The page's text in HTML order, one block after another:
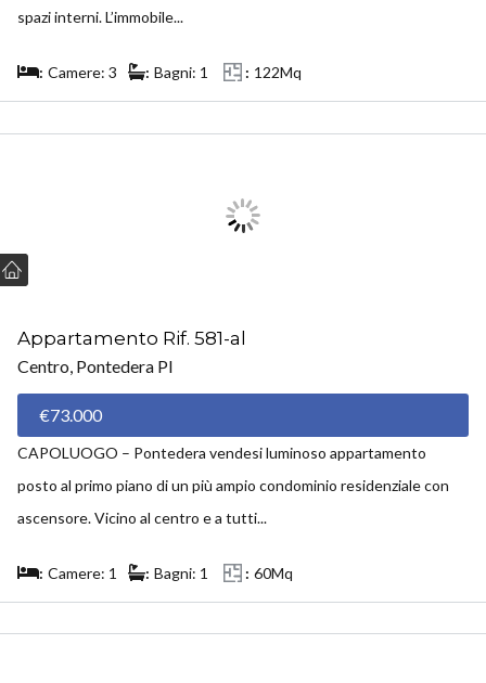
spazi interni. L’immobile...
Camere: 3 Bagni: 1 122Mq
Appartamento Rif. 581-al
Centro, Pontedera PI
€73.000
CAPOLUOGO – Pontedera vendesi luminoso appartamento
posto al primo piano di un più ampio condominio residenziale con
ascensore. Vicino al centro e a tutti...
Camere: 1 Bagni: 1 60Mq